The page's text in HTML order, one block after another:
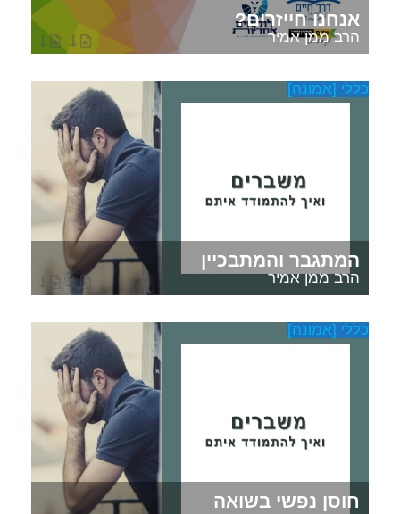
אנחנו חייזרים?
הרב ממן אמיר
כללי [אמונה]
המתגבר והמתבכיין
הרב ממן אמיר
כללי [אמונה]
חוסן נפשי בשואה